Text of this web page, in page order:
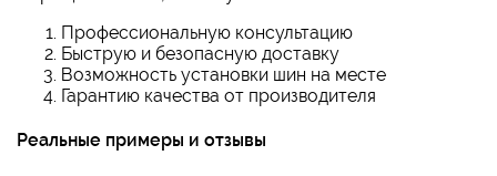
Профессиональную консультацию
Быструю и безопасную доставку
Возможность установки шин на месте
Гарантию качества от производителя
Реальные примеры и отзывы